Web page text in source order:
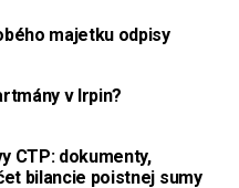
majetku odpisy
v Irpin?
CTP: dokumenty,
bilancie poistnej sumy